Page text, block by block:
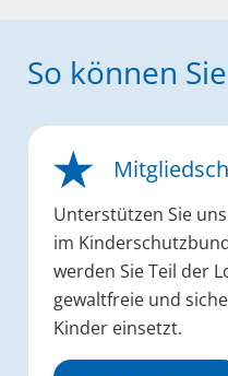
So können
Unterstützen Sie
im
werden Sie Teil der
gewaltfreie und
Kinder einsetzt.